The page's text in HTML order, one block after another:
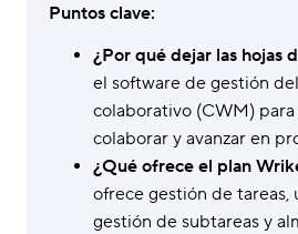
Puntos clave:
¿Por qué dejar las hojas
el software de gestión
colaborativo (CWM)
colaborar y avanzar en
¿Qué ofrece el plan
ofrece gestión de tareas,
gestión de subtareas y